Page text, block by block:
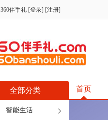
360伴手礼 [登录] [注册]
首页
全部分类
智能生活